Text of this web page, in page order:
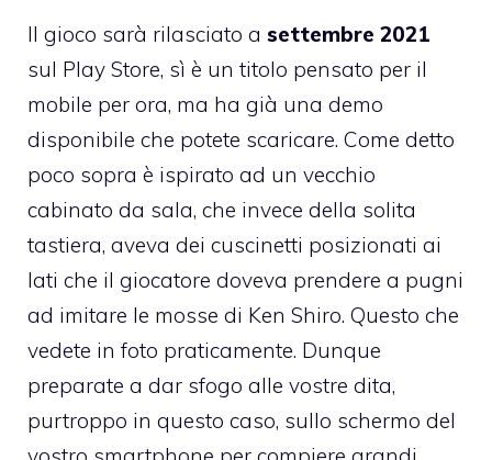
Il gioco sarà rilasciato a settembre 2021
sul Play Store, sì è un titolo pensato per il
mobile per ora, ma ha già una demo
disponibile che potete scaricare. Come detto
poco sopra è ispirato ad un vecchio
cabinato da sala, che invece della solita
tastiera, aveva dei cuscinetti posizionati ai
lati che il giocatore doveva prendere a pugni
ad imitare le mosse di Ken Shiro. Questo che
vedete in foto praticamente. Dunque
preparate a dar sfogo alle vostre dita,
purtroppo in questo caso, sullo schermo del